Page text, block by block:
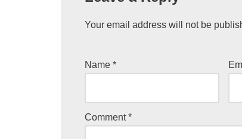
Your email address will not be
Name *
Comment*